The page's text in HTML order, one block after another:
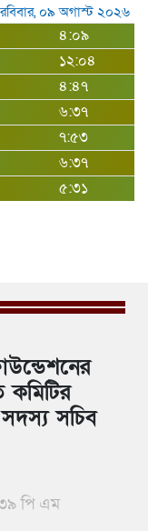
০৯ অগাস্ট ২০২৬
৪:০৯
১২:০৪
৪:৪৭
৬:৩৭
৭:৫৩
৬:৩৭
৫:৩১
কমিটির
সচিব
পি এম